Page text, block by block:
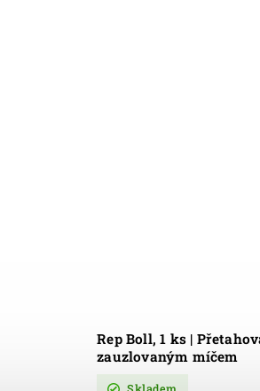
Rep Boll, 1 ks |
zauzlovaným míčem